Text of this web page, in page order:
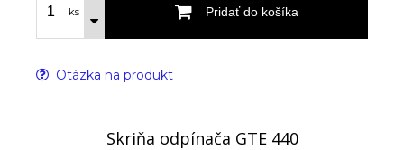
ks Pridať do košíka
Otázka na produkt
Skriňa odpínača GTE 440